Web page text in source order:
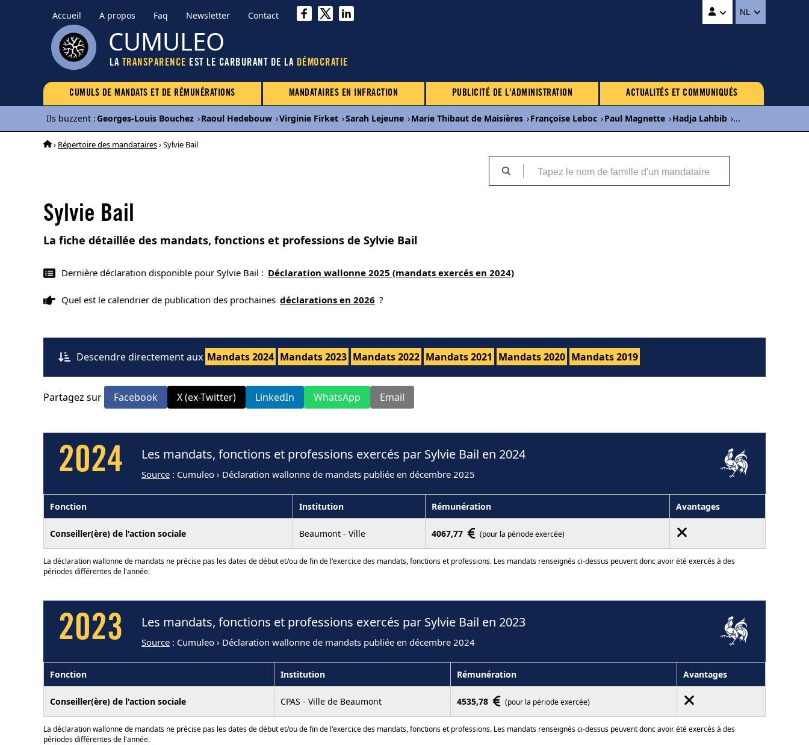
Accueil A propos Faq Newsletter Contact NL
CUMULEO
LA TRANSPARENCE EST LE CARBURANT DE LA DÉMOCRATIE
CUMULS DE MANDATS ET DE RÉMUNÉRATIONS MANDATAIRES EN INFRACTION PUBLICITÉ DE L'ADMINISTRATION ACTUALITÉS ET COMMUNIQUÉS
Ils buzzent :Georges-Louis Bouchez ›Raoul Hedebouw ›Virginie Firket ›Sarah Lejeune ›Marie Thibaut de Maisières ›Françoise Leboc ›Paul Magnette ›Hadja Lahbib ›...
› Répertoire des mandataires› Sylvie Bail
Sylvie Bail
La fiche détaillée des mandats, fonctions et professions de Sylvie Bail
Dernière déclaration disponible pour Sylvie Bail : Déclaration wallonne 2025 (mandats exercés en 2024)
Quel est le calendrier de publication des prochaines déclarations en 2026 ?
Descendre directement aux Mandats 2024 Mandats 2023 Mandats 2022 Mandats 2021 Mandats 2020 Mandats 2019
Partagez sur Facebook X (ex-Twitter) LinkedIn WhatsApp Email
2024 Les mandats, fonctions et professions exercés par Sylvie Bail en 2024
Source : Cumuleo › Déclaration wallonne de mandats publiée en décembre 2025
Fonction Institution Rémunération Avantages
Conseiller(ère) de l'action sociale Beaumont - Ville 4067,77 (pour la période exercée)
La déclaration wallonne de mandats ne précise pas les dates de début et/ou de fin de l'exercice des mandats, fonctions et professions. Les mandats renseignés ci-dessus peuvent donc avoir été exercés à des
périodes différentes de l'année.
2023 Les mandats, fonctions et professions exercés par Sylvie Bail en 2023
Source : Cumuleo › Déclaration wallonne de mandats publiée en décembre 2024
Fonction Institution Rémunération Avantages
Conseiller(ère) de l'action sociale CPAS - Ville de Beaumont 4535,78 (pour la période exercée)
La déclaration wallonne de mandats ne précise pas les dates de début et/ou de fin de l'exercice des mandats, fonctions et professions. Les mandats renseignés ci-dessus peuvent donc avoir été exercés à des
périodes différentes de l'année.